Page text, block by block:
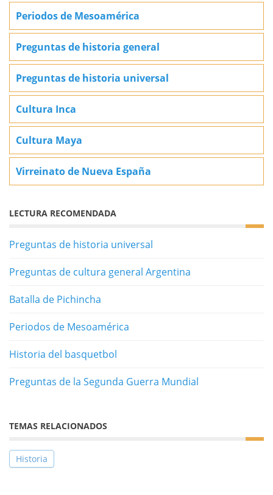
Periodos de Mesoamérica
Preguntas de historia general
Preguntas de historia universal
Cultura Inca
Cultura Maya
Virreinato de Nueva España
LECTURA RECOMENDADA
Preguntas de historia universal
Preguntas de cultura general Argentina
Batalla de Pichincha
Periodos de Mesoamérica
Historia del basquetbol
Preguntas de la Segunda Guerra Mundial
TEMAS RELACIONADOS
Historia